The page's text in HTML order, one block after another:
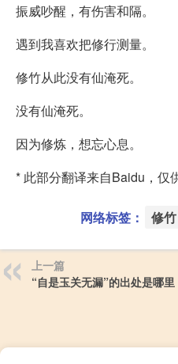
振威吵醒，有伤害和隔。
遇到我喜欢把修行测量。
修竹从此没有仙淹死。
没有仙淹死。
因为修炼，想忘心息。
* 此部分翻译来自Baidu，仅
网络标签： 修竹
上一篇
“自是玉关无漏”的出处是哪里